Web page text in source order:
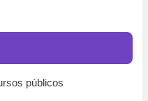
públicos